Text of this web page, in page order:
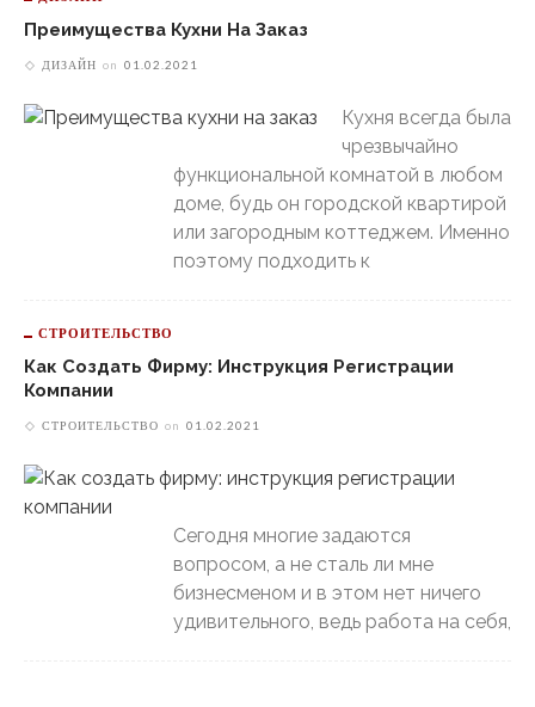
Преимущества Кухни На Заказ
ДИЗАЙН on 01.02.2021
Кухня всегда была
чрезвычайно
функциональной комнатой в любом
доме, будь он городской квартирой
или загородным коттеджем. Именно
поэтому подходить к
СТРОИТЕЛЬСТВО
Как Создать Фирму: Инструкция Регистрации
Компании
СТРОИТЕЛЬСТВО on 01.02.2021
Сегодня многие задаются
вопросом, а не сталь ли мне
бизнесменом и в этом нет ничего
удивительного, ведь работа на себя,